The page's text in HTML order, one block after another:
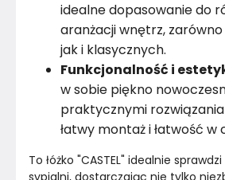
idealne dopasowanie do
aranżacji wnętrz,
jak i klasycznych.
Funkcjonalność i
w sobie piękno
praktycznymi
łatwy montaż i łatwość w
To łóżko "CASTEL" idealnie
sypialni, dostarczając nie tylko